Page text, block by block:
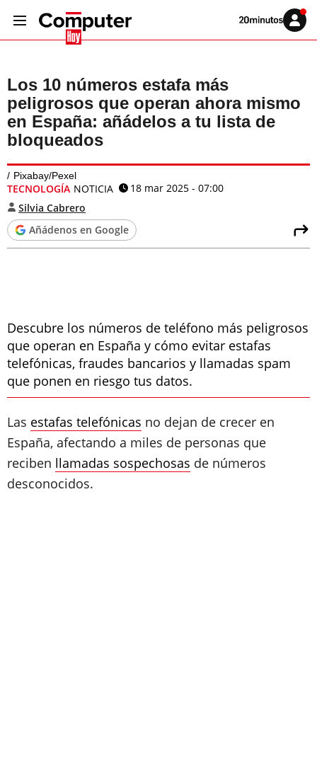
Volver
Iniciar
sesión
Los 10 números estafa más
peligrosos que operan ahora mismo
en España: añádelos a tu lista de
bloqueados
Pixabay/Pexel
TECNOLOGÍA NOTICIA
18 mar 2025 - 07:00
Silvia Cabrero
Añádenos en Google
Descubre los números de teléfono más peligrosos
que operan en España y cómo evitar estafas
telefónicas, fraudes bancarios y llamadas spam
que ponen en riesgo tus datos.
Las estafas telefónicas no dejan de crecer en
España, afectando a miles de personas que
reciben llamadas sospechosas de números
desconocidos.